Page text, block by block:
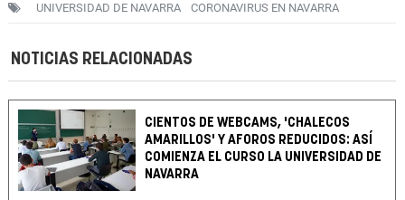
UNIVERSIDAD DE NAVARRA CORONAVIRUS EN NAVARRA
NOTICIAS RELACIONADAS
CIENTOS DE WEBCAMS, 'CHALECOS
AMARILLOS' Y AFOROS REDUCIDOS: ASÍ
COMIENZA EL CURSO LA UNIVERSIDAD DE
NAVARRA